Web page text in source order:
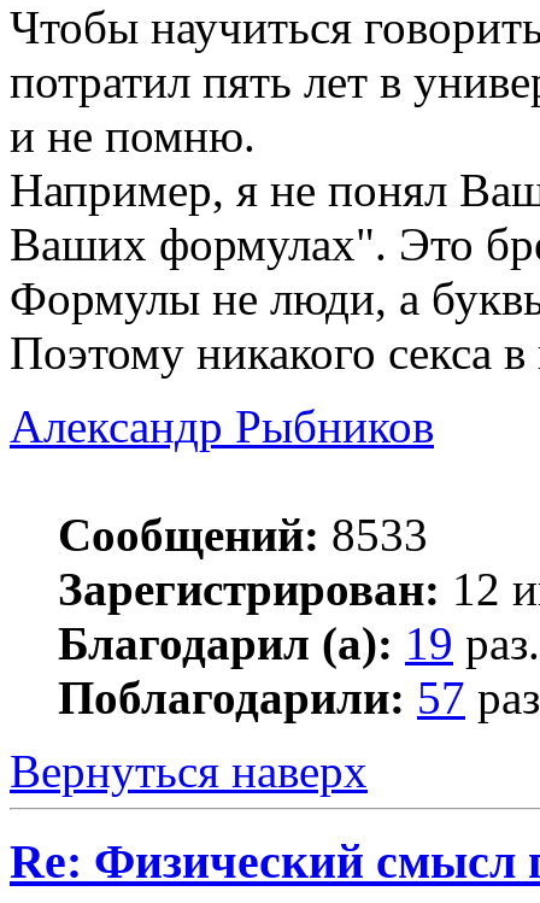
Чтобы научиться
потратил пять лет в
и не помню.
Например, я не понял
Ваших формулах". Это
Формулы не люди, а
Поэтому никакого секса
Александр Рыбников
Сообщений: 8533
Зарегистрирован: 12
Благодарил (а): 19 раз.
Поблагодарили: 57
Вернуться наверх
Re: Физический смысл